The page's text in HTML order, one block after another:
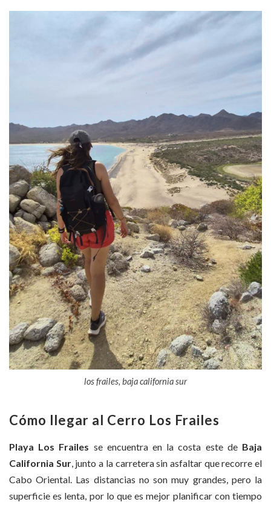
los frailes, baja california sur
Cómo llegar al Cerro Los Frailes
Playa Los Frailes se encuentra en la costa este de Baja
California Sur, junto a la carretera sin asfaltar que recorre el
Cabo Oriental. Las distancias no son muy grandes, pero la
superficie es lenta, por lo que es mejor planificar con tiempo